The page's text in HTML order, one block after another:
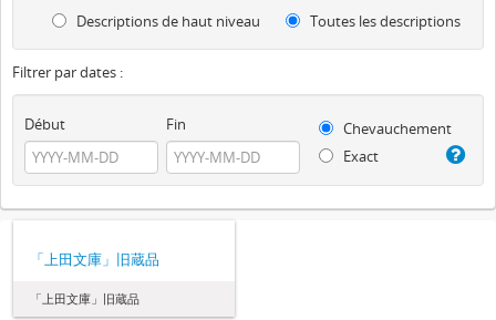
Descriptions de haut niveau Toutes les descriptions
Filtrer par dates :
Début Fin
Chevauchement
Exact
「上田文庫」旧蔵品
「上田文庫」旧蔵品